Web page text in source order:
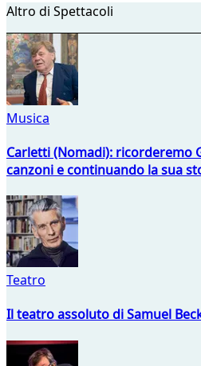
Altro di Spettacoli
Musica
Carletti (Nomadi): ricorderemo
canzoni e continuando la sua
Teatro
Il teatro assoluto di Samuel